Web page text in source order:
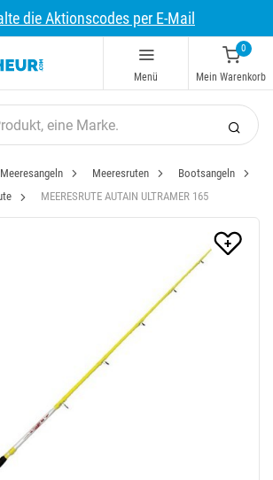
die Aktionscodes per E-Mail
Menü
0
Mein Warenkorb
Meeresangeln Meeresruten
Bootsangeln
MEERESRUTE AUTAIN ULTRAMER 165